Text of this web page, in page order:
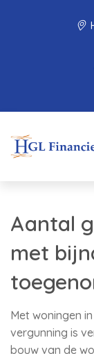
Aantal
met
Met woningen
vergunning is
bouw van de